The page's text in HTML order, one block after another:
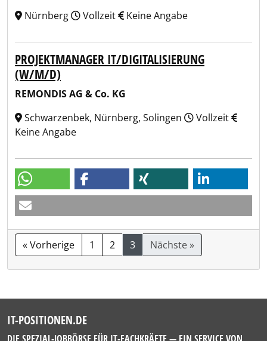
Nürnberg
Vollzeit Keine Angabe
PROJEKTMANAGER IT/DIGITALISIERUNG
(W/M/D)
REMONDIS AG & Co. KG
Schwarzenbek, Nürnberg, Solingen
Vollzeit
Keine Angabe
« Vorherige 1 2 3 Nächste »
IT-POSITIONEN.DE